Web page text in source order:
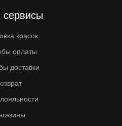
красок
оплаты
доставки